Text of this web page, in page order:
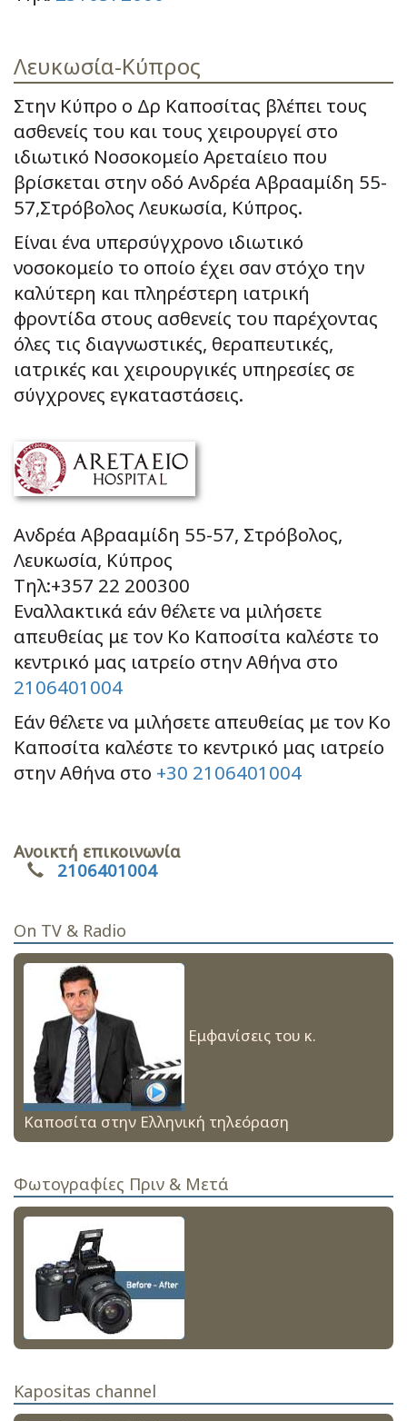
Λευκωσία-Κύπρος
Στην Κύπρο ο Δρ Καποσίτας βλέπει τους
ασθενείς του και τους χειρουργεί στο
ιδιωτικό Νοσοκομείο Αρεταίειο που
βρίσκεται στην οδό Ανδρέα Αβρααμίδη 55-
57,Στρόβολος Λευκωσία, Κύπρος.
Είναι ένα υπερσύγχρονο ιδιωτικό
νοσοκομείο το οποίο έχει σαν στόχο την
καλύτερη και πληρέστερη ιατρική
φροντίδα στους ασθενείς του παρέχοντας
όλες τις διαγνωστικές, θεραπευτικές,
ιατρικές και χειρουργικές υπηρεσίες σε
σύγχρονες εγκαταστάσεις.
Ανδρέα Αβρααμίδη 55-57, Στρόβολος,
Λευκωσία, Κύπρος
Τηλ:+357 22 200300
Εναλλακτικά εάν θέλετε να μιλήσετε
απευθείας με τον Κο Καποσίτα καλέστε το
κεντρικό μας ιατρείο στην Αθήνα στο
2106401004
Εάν θέλετε να μιλήσετε απευθείας με τον Κο
Καποσίτα καλέστε το κεντρικό μας ιατρείο
στην Αθήνα στο +30 2106401004
Ανοικτή επικοινωνία
2106401004
On TV & Radio
Εμφανίσεις του κ.
Καποσίτα στην Ελληνική τηλεόραση
Φωτογραφίες Πριν & Μετά
Kapositas channel